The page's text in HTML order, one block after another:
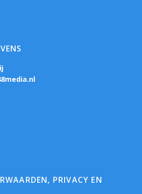
PRIVACY EN